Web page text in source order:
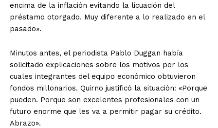
encima de la inflación evitando la licuación del
préstamo otorgado. Muy diferente a lo realizado en el
pasado».
Minutos antes, el periodista Pablo Duggan había
solicitado explicaciones sobre los motivos por los
cuales integrantes del equipo económico obtuvieron
fondos millonarios. Quirno justificó la situación: «Porque
pueden. Porque son excelentes profesionales con un
futuro enorme que les va a permitir pagar su crédito.
Abrazo».